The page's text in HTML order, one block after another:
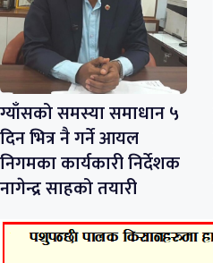
ग्याँसको समस्या समाधान ५
दिन भित्र नै गर्ने आयल
निगमका कार्यकारी निर्देशक
नागेन्द्र साहको तयारी